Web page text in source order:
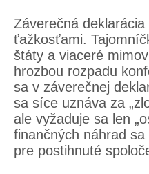
Záverečná
ťažkosťami.
štáty a viaceré
hrozbou rozpadu
sa v záverečnej
sa síce uznáva za
ale vyžaduje sa len
finančných náhrad
pre postihnuté